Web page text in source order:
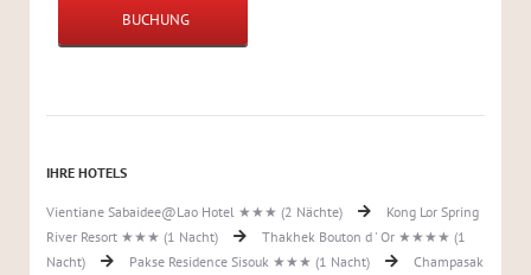
BUCHUNG
IHRE HOTELS
Vientiane Sabaidee@Lao Hotel ★★★ (2 Nächte)
Kong Lor Spring
River Resort ★★★ (1 Nacht)
Thakhek Bouton d ' Or ★★★★ (1
Nacht)
Pakse Residence Sisouk ★★★ (1 Nacht)
Champasak